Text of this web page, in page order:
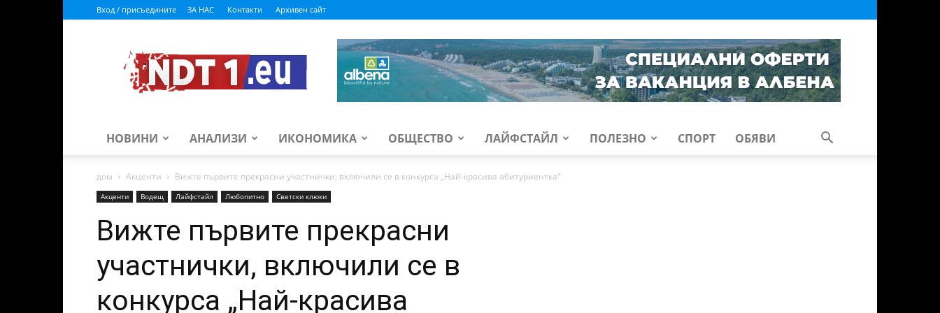
Вход / присъедините ЗА НАС Контакти Архивен сайт
НОВИНИ АНАЛИЗИ ИКОНОМИКА ОБЩЕСТВО ЛАЙФСТАЙЛ ПОЛЕЗНО СПОРТ ОБЯВИ
дом Акценти Вижте първите прекрасни участнички, включили се в конкурса „Най-красива абитуриентка“
Акценти Водещ Лайфстайл Любопитно Светски клюки
Вижте първите прекрасни
участнички, включили се в
конкурса „Най-красива